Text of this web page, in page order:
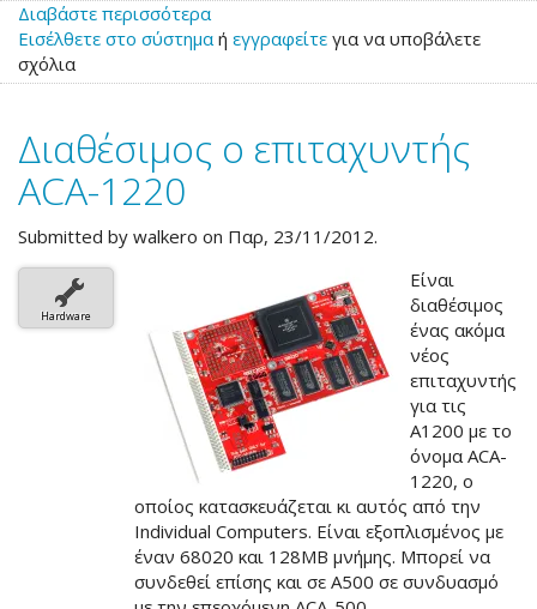
Διαβάστε περισσότεραγια
το
EC020
Εισέλθετε στο σύστημαή εγγραφείτε για να υποβάλετε
σχόλια
Διαθέσιμος ο επιταχυντής
ACA-1220
Submitted by walkero on Παρ, 23/11/2012.
Hardware
Είναι
διαθέσιμος
ένας ακόμα
νέος
επιταχυντής
για τις
A1200 με το
όνομα ACA-
1220, ο
οποίος κατασκευάζεται κι αυτός από την
Individual Computers. Είναι εξοπλισμένος με
έναν 68020 και 128MB μνήμης. Μπορεί να
συνδεθεί επίσης και σε A500 σε συνδυασμό